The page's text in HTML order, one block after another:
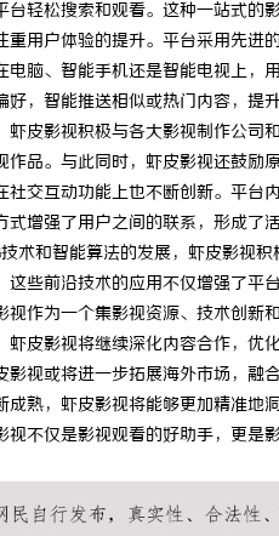
台轻松搜索和观看。这种一站式的
重用户体验的提升。平台采用先进
电脑、智能手机还是智能电视上，
好，智能推送相似或热门内容，提升
虾皮影视积极与各大影视制作公司
作品。与此同时，虾皮影视还鼓励
社交互动功能上也不断创新。平台
式增强了用户之间的联系，形成了
术和智能算法的发展，虾皮影视
这些前沿技术的应用不仅增强了平
视作为一个集影视资源、技术创新
虾皮影视将继续深化内容合作，优
影视或将进一步拓展海外市场，融
成熟，虾皮影视将能够更加精准地
视不仅是影视观看的好助手，更是